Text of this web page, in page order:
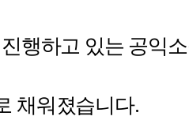
행하고 있는 공익
채워졌습니다.